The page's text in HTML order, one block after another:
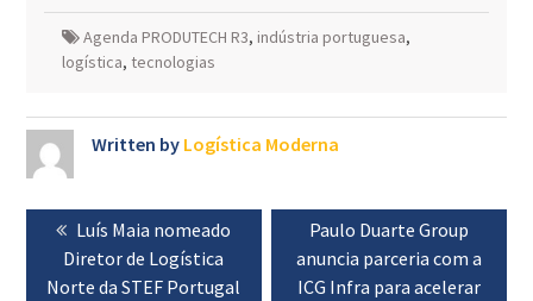
Agenda PRODUTECH R3, indústria portuguesa,
logística, tecnologias
Written by Logística Moderna
Navegação
artigos
Previous
post:
Luís Maia nomeado
Diretor de Logística
Norte da STEF Portugal
Next
post:
Paulo Duarte Group
anuncia parceria com a
ICG Infra para acelerar